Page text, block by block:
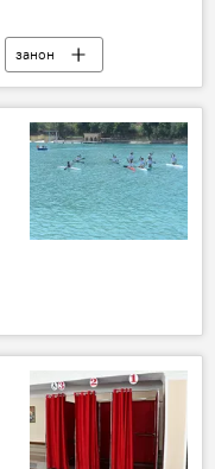
занон
ҷавонон